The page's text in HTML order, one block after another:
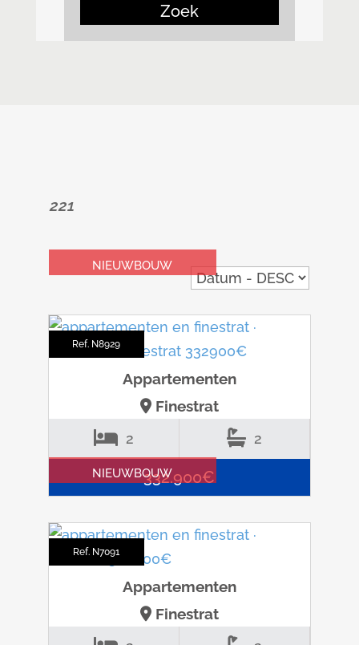
Zoek
221
Ref. N8929
NIEUWBOUW
Appartementen
Finestrat
2 2
332.900€
Ref. N7091
NIEUWBOUW
Appartementen
Finestrat